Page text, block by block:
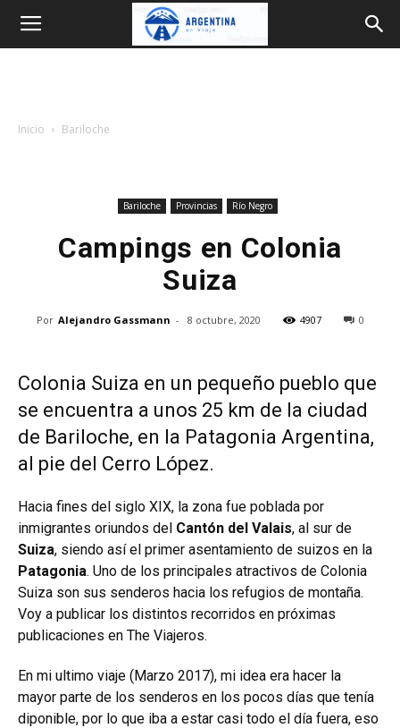
Argentina
Inicio Bariloche
Bariloche Provincias Río Negro
Campings en Colonia
Suiza
Por Alejandro Gassmann - 8 octubre, 2020 4907 0
Colonia Suiza en un pequeño pueblo que
se encuentra a unos 25 km de la ciudad
de Bariloche, en la Patagonia Argentina,
al pie del Cerro López.
Hacia fines del siglo XIX, la zona fue poblada por
inmigrantes oriundos del Cantón del Valais, al sur de
Suiza, siendo así el primer asentamiento de suizos en la
Patagonia. Uno de los principales atractivos de Colonia
Suiza son sus senderos hacia los refugios de montaña.
Voy a publicar los distintos recorridos en próximas
publicaciones en The Viajeros.
En mi ultimo viaje (Marzo 2017), mi idea era hacer la
mayor parte de los senderos en los pocos días que tenía
diponible, por lo que iba a estar casi todo el día fuera, eso